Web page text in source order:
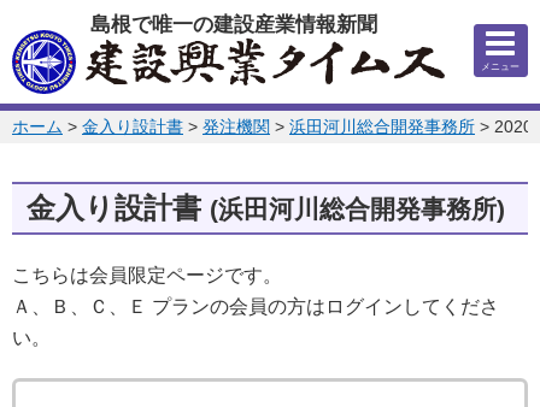
このページの本文へ
島根で唯一の建設産業情報新聞
メニュー
このページの位置:
ホーム > 金入り設計書 > 発注機関 > 浜田河川総合開発事務所 > 2020
金入り設計書 (浜田河川総合開発事務所)
こちらは会員限定ページです。
Ａ、Ｂ、Ｃ、Ｅ プランの会員の方はログインしてくださ
い。